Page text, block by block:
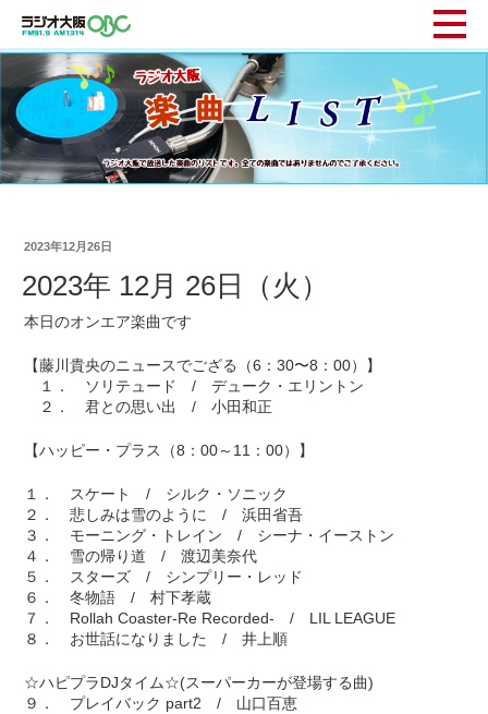
2023年12月26日
2023年 12月 26日（火）
本日のオンエア楽曲です
【藤川貴央のニュースでござる（6：30〜8：00）】
１． ソリテュード / デューク・エリントン
２． 君との思い出 / 小田和正
【ハッピー・プラス（8：00～11：00）】
１． スケート / シルク・ソニック
２． 悲しみは雪のように / 浜田省吾
３． モーニング・トレイン / シーナ・イーストン
４． 雪の帰り道 / 渡辺美奈代
５． スターズ / シンプリー・レッド
６． 冬物語 / 村下孝蔵
７． Rollah Coaster-Re Recorded- / LIL LEAGUE
８． お世話になりました / 井上順
☆ハピプラDJタイム☆(スーパーカーが登場する曲)
９． プレイバック part2 / 山口百恵